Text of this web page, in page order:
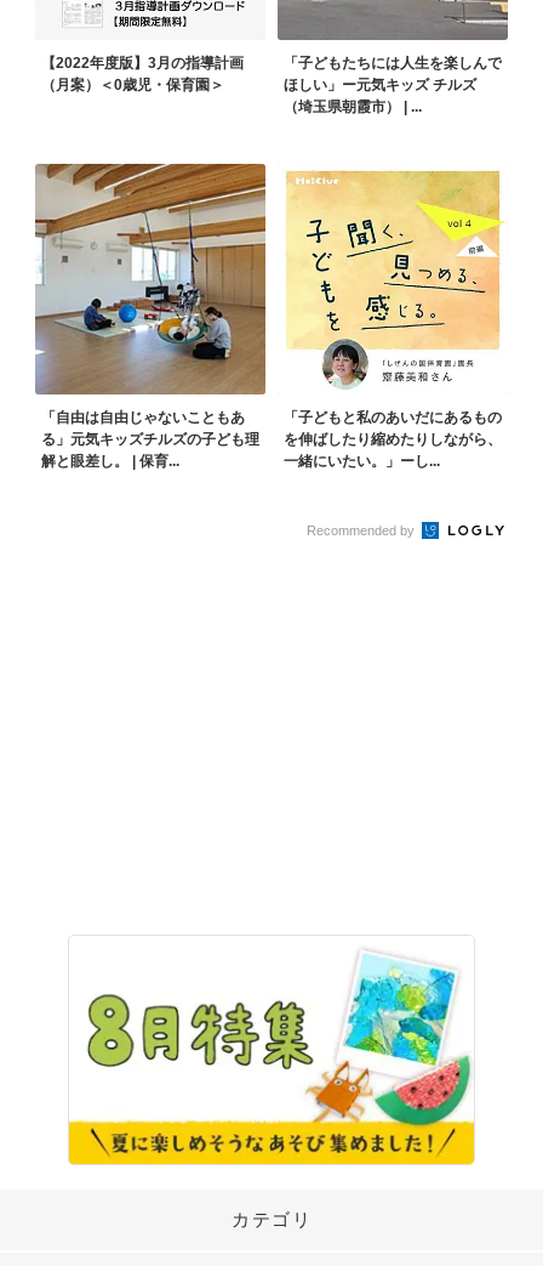
【2022年度版】3月の指導計画
（月案）＜0歳児・保育園＞
「子どもたちには人生を楽しんで
ほしい」ー元気キッズ チルズ
（埼玉県朝霞市） | ...
「自由は自由じゃないこともあ
る」元気キッズチルズの子ども理
解と眼差し。 | 保育...
「子どもと私のあいだにあるもの
を伸ばしたり縮めたりしながら、
一緒にいたい。」ーし...
Recommended by
カテゴリ